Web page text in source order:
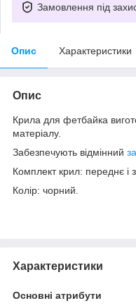
Замовлення під
Опис Характеристики
Опис
Крила для фетбайка
матеріалу.
Забезпечують відмінний
Комплект крил: переднє і
Колір: чорний.
Характеристики
Основні атрибути